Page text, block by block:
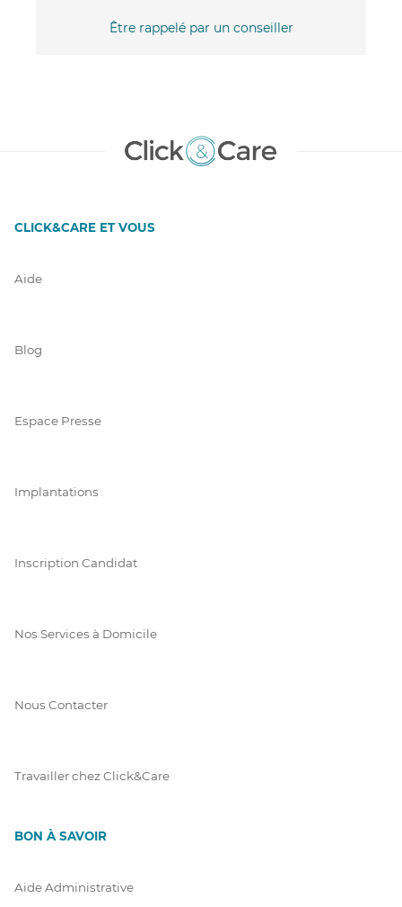
Être rappelé par un conseiller
CLICK&CARE ET VOUS
Aide
Blog
Espace Presse
Implantations
Inscription Candidat
Nos Services à Domicile
Nous Contacter
Travailler chez Click&Care
BON À SAVOIR
Aide Administrative